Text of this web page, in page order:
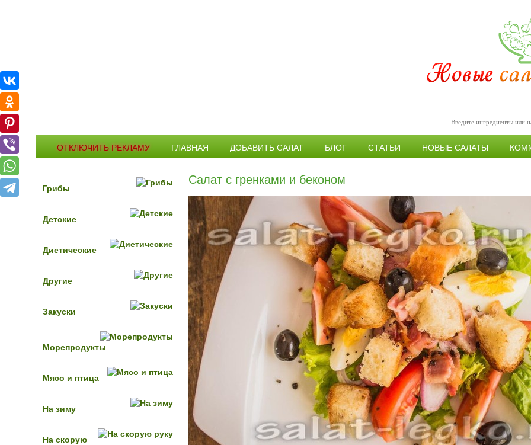
ОТКЛЮЧИТЬ РЕКЛАМУ ГЛАВНАЯ ДОБАВИТЬ САЛАТ БЛОГ СТАТЬИ НОВЫЕ САЛАТЫ
Салат с гренками и беконом
Грибы
Детские
Диетические
Другие
Закуски
Морепродукты
Мясо и птица
На зиму
На скорую